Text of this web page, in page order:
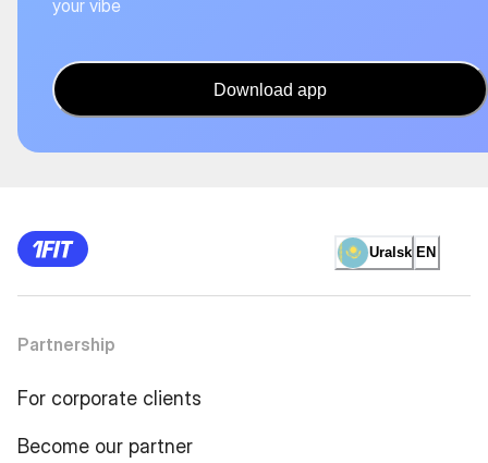
your vibe
Download app
Uralsk EN
Partnership
For corporate clients
Become our partner